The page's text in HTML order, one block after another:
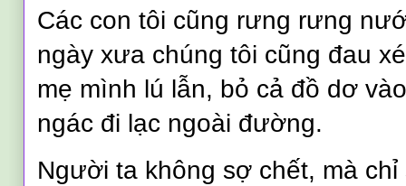
Các con tôi cũng rưng rưng
ngày xưa chúng tôi cũng đau
mẹ mình lú lẫn, bỏ cả đồ dơ
ngác đi lạc ngoài đường.
Người ta không sợ chết, mà